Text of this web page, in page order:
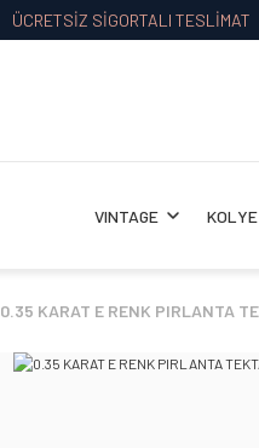
ÜCRETSİZ SİGORTALI TESLİMAT
VINTAGE KOLYE
0.35 KARAT E RENK PIRLANTA